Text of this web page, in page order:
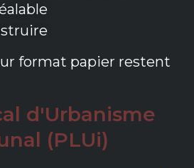
format papier restent
d'Urbanisme
(PLUi)